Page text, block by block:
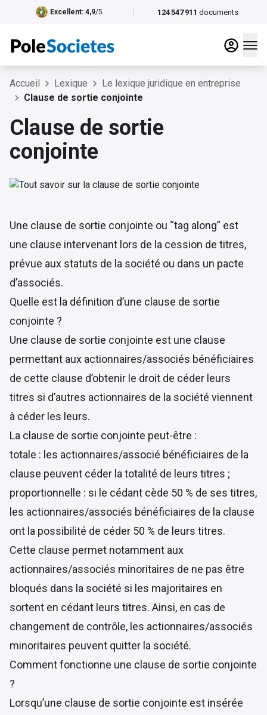
124 547 911 documents
Excellent: 4,9/5
Accueil Lexique
Le lexique juridique en entreprise
Clause de sortie conjointe
Clause de sortie
conjointe
Une clause de sortie conjointe ou “tag along” est
une clause intervenant lors de la cession de titres,
prévue aux statuts de la société ou dans un pacte
d’associés.
Quelle est la définition d’une clause de sortie
conjointe ?
Une clause de sortie conjointe est une clause
permettant aux actionnaires/associés bénéficiaires
de cette clause d’obtenir le droit de céder leurs
titres si d’autres actionnaires de la société viennent
à céder les leurs.
La clause de sortie conjointe peut-être :
totale : les actionnaires/associé bénéficiaires de la
clause peuvent céder la totalité de leurs titres ;
proportionnelle : si le cédant cède 50 % de ses titres,
les actionnaires/associés bénéficiaires de la clause
ont la possibilité de céder 50 % de leurs titres.
Cette clause permet notamment aux
actionnaires/associés minoritaires de ne pas être
bloqués dans la société si les majoritaires en
sortent en cédant leurs titres. Ainsi, en cas de
changement de contrôle, les actionnaires/associés
minoritaires peuvent quitter la société.
Comment fonctionne une clause de sortie conjointe
?
Lorsqu’une clause de sortie conjointe est insérée